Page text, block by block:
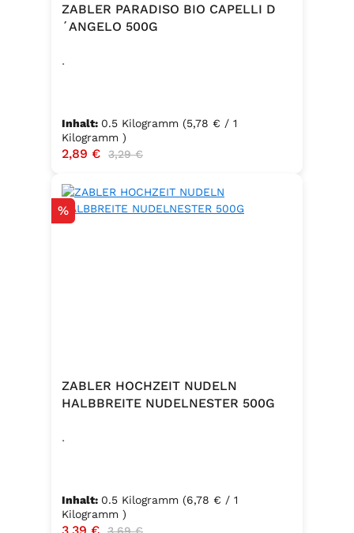
ZABLER PARADISO BIO CAPELLI D
´ANGELO 500G
.
Inhalt: 0.5 Kilogramm (5,78 € / 1
Kilogramm )
Verkaufspreis:
2,89 € Regulärer Preis:
3,29 €
Rabatt
%
ZABLER HOCHZEIT NUDELN
HALBBREITE NUDELNESTER 500G
.
Inhalt: 0.5 Kilogramm (6,78 € / 1
Kilogramm )
Verkaufspreis:
3,39 € Regulärer Preis:
3,69 €